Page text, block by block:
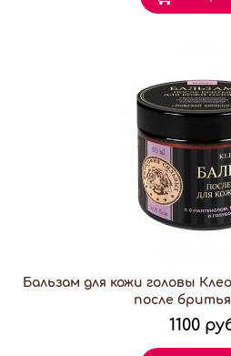
Бальзам для кожи головы
после бритья
1100